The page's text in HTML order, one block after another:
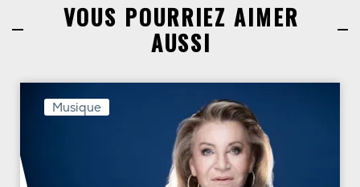
VOUS POURRIEZ AIMER
AUSSI
Musique